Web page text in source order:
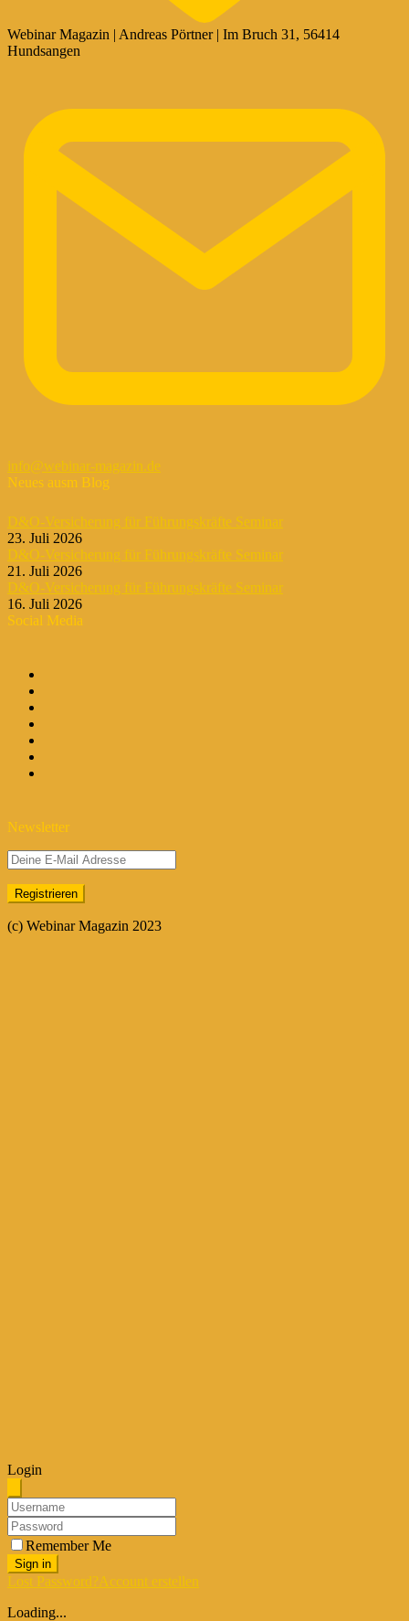
Webinar Magazin | Andreas Pörtner | Im Bruch 31, 56414
Hundsangen
info@webinar-magazin.de
Neues ausm Blog
D&O-Versicherung für Führungskräfte Seminar
23. Juli 2026
D&O-Versicherung für Führungskräfte Seminar
21. Juli 2026
D&O-Versicherung für Führungskräfte Seminar
16. Juli 2026
Social Media
Newsletter
(c) Webinar Magazin 2023
Login
Remember Me
Sign in
Lost Password?Account erstellen
Loading...